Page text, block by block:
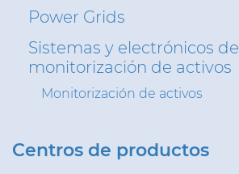
Power Grids
Sistemas y electrónicos de
monitorización de activos
Monitorización de activos
Centros de productos